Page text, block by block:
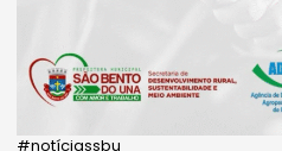
#notíciassbu